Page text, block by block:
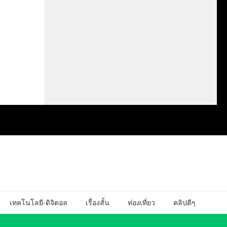
เทคโนโลยี-ดิจิตอล เรื่องสั้น ท่องเที่ยว คลิปดีๆ